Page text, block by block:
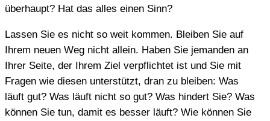
überhaupt? Hat das alles einen Sinn?
Lassen Sie es nicht so weit kommen. Bleiben Sie auf
Ihrem neuen Weg nicht allein. Haben Sie jemanden an
Ihrer Seite, der Ihrem Ziel verpflichtet ist und Sie mit
Fragen wie diesen unterstützt, dran zu bleiben: Was
läuft gut? Was läuft nicht so gut? Was hindert Sie? Was
können Sie tun, damit es besser läuft? Wie können Sie